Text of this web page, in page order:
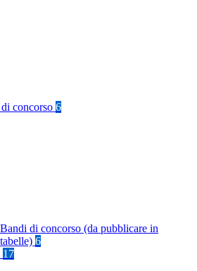
concorso 6
Bandi di concorso (da pubblicare in
tabelle) 6
17